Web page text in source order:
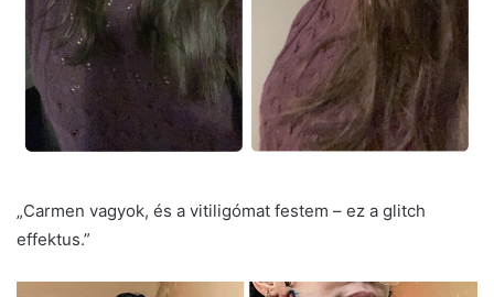
„Carmen vagyok, és a vitiligómat festem – ez a glitch
effektus.”